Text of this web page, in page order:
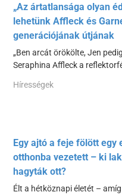
„Az ártatlansága olyan
lehetünk Affleck és
generációjának útjának
„Ben arcát örökölte, Jen
Seraphina Affleck a
Hírességek
Egy ajtó a feje fölött egy
otthonba vezetett – ki
hagyták ott?
Élt a hétköznapi életét –